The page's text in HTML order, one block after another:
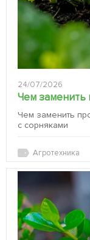
24/07/2026
Чем заменить
Чем заменить
с сорняками
Агротехника